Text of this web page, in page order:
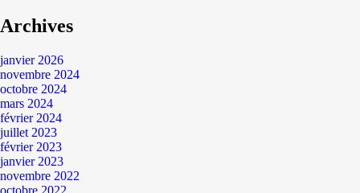
Archives
janvier 2026
novembre 2024
octobre 2024
mars 2024
février 2024
juillet 2023
février 2023
janvier 2023
novembre 2022